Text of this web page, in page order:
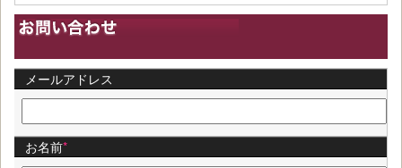
メールアドレス
お名前*